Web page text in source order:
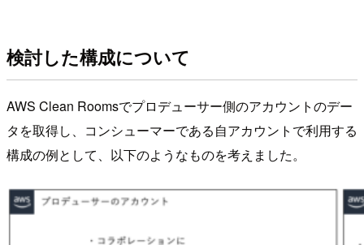
検討した構成について
AWS Clean Roomsでプロデューサー側のアカウントのデー
タを取得し、コンシューマーである自アカウントで利用する
構成の例として、以下のようなものを考えました。